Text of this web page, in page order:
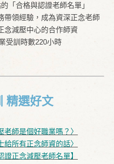
「合格與認證老師名單」
帶領經驗，成為資深正念老師
念減壓中心的合作師資
受訓時數220小時
精選好文
老師是個好職業嗎？〉
給所有正念師資的話〉
證正念減壓老師名單】